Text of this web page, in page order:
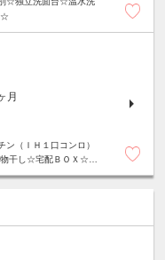
☆
月
ン（ＩＨ１口コンロ）
干し☆宅配ＢＯＸ☆コ